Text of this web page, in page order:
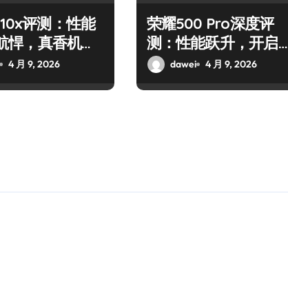
评测：性能
悍，真香机皇
！
4 月 9, 2026
荣耀500 Pro深度评
测：性能跃升，开启新
纪元！
dawei 4 月 9, 2026